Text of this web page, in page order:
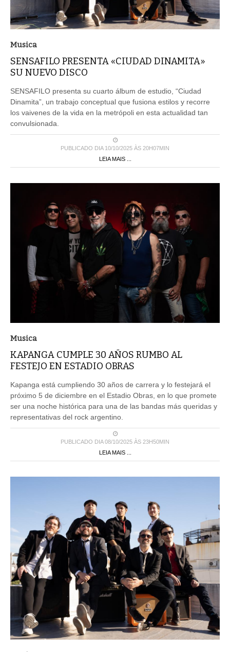
Musica
SENSAFILO PRESENTA «CIUDAD DINAMITA»
SU NUEVO DISCO
SENSAFILO presenta su cuarto álbum de estudio, “Ciudad
Dinamita”, un trabajo conceptual que fusiona estilos y recorre
los vaivenes de la vida en la metrópoli en esta actualidad tan
convulsionada.
PUBLICADO DIA 10/10/2025 ÀS 20H07MIN
LEIA MAIS ...
Musica
KAPANGA CUMPLE 30 AÑOS RUMBO AL
FESTEJO EN ESTADIO OBRAS
Kapanga está cumpliendo 30 años de carrera y lo festejará el
próximo 5 de diciembre en el Estadio Obras, en lo que promete
ser una noche histórica para una de las bandas más queridas y
representativas del rock argentino.
PUBLICADO DIA 08/10/2025 ÀS 23H50MIN
LEIA MAIS ...